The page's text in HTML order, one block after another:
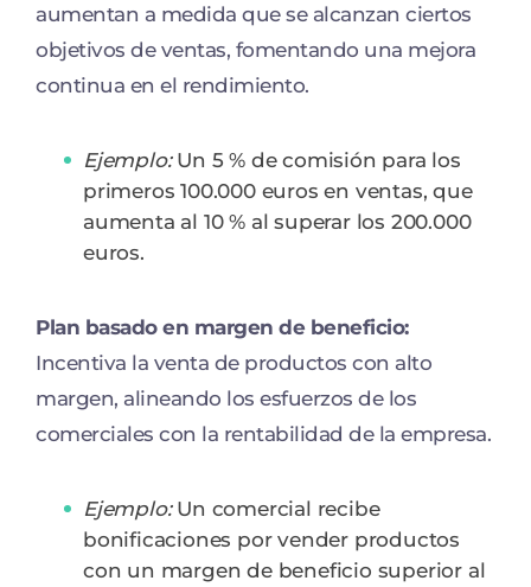
aumentan a medida que se alcanzan ciertos
objetivos de ventas, fomentando una mejora
continua en el rendimiento.
Ejemplo:Un 5 % de comisión para los
primeros 100.000 euros en ventas, que
aumenta al 10 % al superar los 200.000
euros.
Plan basado en margen de beneficio:
Incentiva la venta de productos con alto
margen, alineando los esfuerzos de los
comerciales con la rentabilidad de la empresa.
Ejemplo:Un comercial recibe
bonificaciones por vender productos
con un margen de beneficio superior al